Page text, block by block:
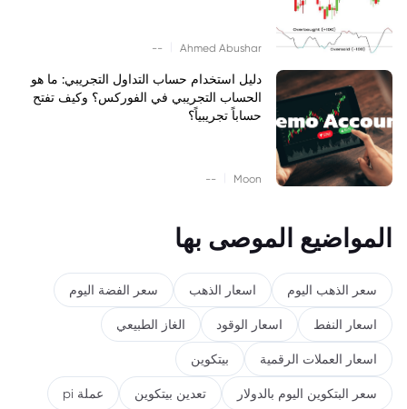
Ahmed Abushar
--
دليل استخدام حساب التداول التجريبي: ما هو
الحساب التجريبي في الفوركس؟ وكيف تفتح
حساباً تجريبياً؟
Moon
--
المواضيع الموصى بها
سعر الذهب اليوم اسعار الذهب سعر الفضة اليوم
اسعار النفط اسعار الوقود الغاز الطبيعي
اسعار العملات الرقمية بيتكوين
سعر البتكوين اليوم بالدولار تعدين بيتكوين عملة pi